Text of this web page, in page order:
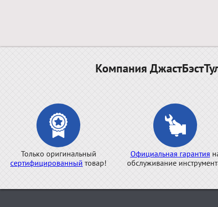
Компания
Только оригинальный
сертифицированный товар!
Официальная гарантия
обслуживание